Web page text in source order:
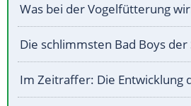
Was bei der Vogelfütterung
Die schlimmsten Bad Boys
Im Zeitraffer: Die Entwicklung